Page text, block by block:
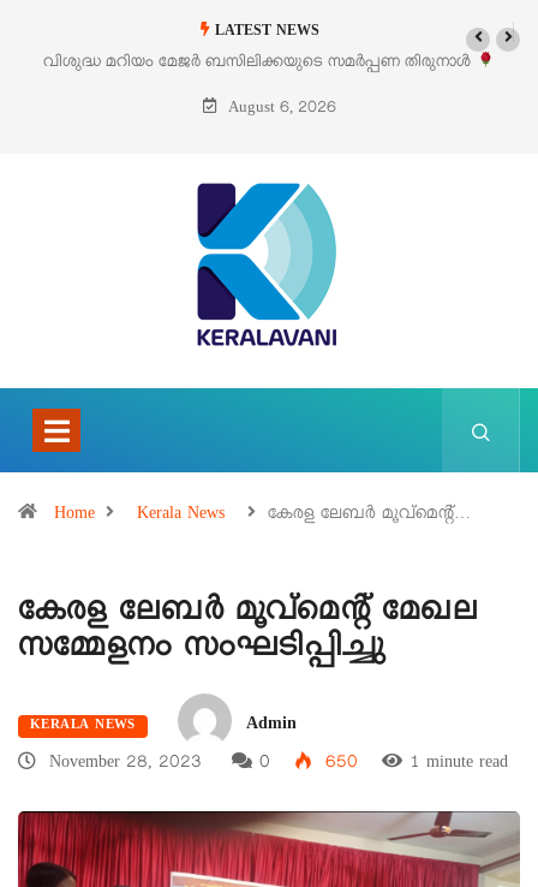
LATEST NEWS
സമർപ്പണ തിരുനാൾ
‘പെറ്റൽസ്’ ലൈഫ് സ്റ്റൈൽ
August 6, 2026
Home Kerala News കേരള ലേബർ മൂവ്മെന്റ്…
കേരള ലേബർ മൂവ്മെന്റ് മേഖല
സമ്മേളനം സംഘടിപ്പിച്ചു
KERALA NEWS
Admin
November 28, 2023
0 650 1 minute read